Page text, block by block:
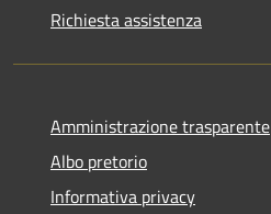
Richiesta assistenza
Amministrazione trasparente
Albo pretorio
Informativa privacy